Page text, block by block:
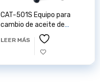
CAT-501S Equipo para
cambio de aceite de
transmisiones
automáticas Launch
LEER MÁS